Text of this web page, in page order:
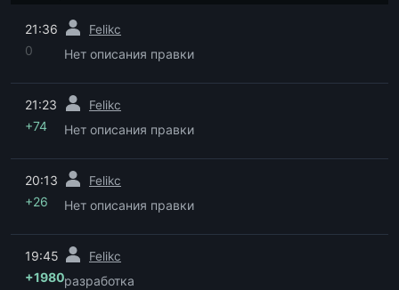
21:36 Felikc
0 Нет описания правки
21:23 Felikc
+74 Нет описания правки
20:13 Felikc
+26 Нет описания правки
19:45 Felikc
+1980разработка